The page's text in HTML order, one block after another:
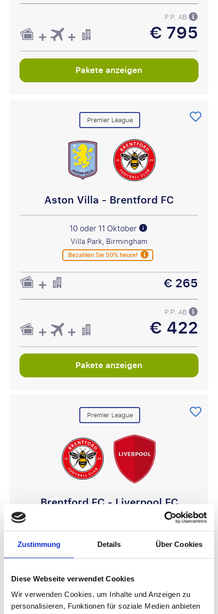
Zustimmung Details Über Cookies
Diese Webseite verwendet Cookies
Wir verwenden Cookies, um Inhalte und Anzeigen zu
personalisieren, Funktionen für soziale Medien anbieten
P.P. AB
€ 795
Pakete anzeigen
Premier League
Aston Villa - Brentford FC
10 oder 11 Oktober
Villa Park, Birmingham
Bezahlen Sie 50% heute!
€ 265
P.P. AB
€ 422
Pakete anzeigen
Premier League
Brentford FC - Liverpool FC
17 oder 18 Oktober
Gtech Community Stadium, London
Bezahlen Sie 50% heute!
€ 798